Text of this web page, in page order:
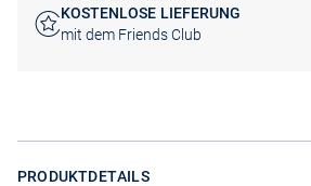
KOSTENLOSE LIEFERUNG
mit dem Friends Club
PRODUKTDETAILS